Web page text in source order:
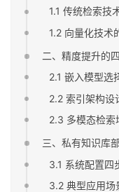
1.1 传统检索技
1.2 向量化技术
二、精度提升的
2.1 嵌入模型选
2.2 索引架构设
2.3 多模态检索
三、私有知识库
3.1 系统配置四
3.2 典型应用场